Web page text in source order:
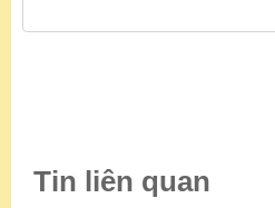
Tin liên quan